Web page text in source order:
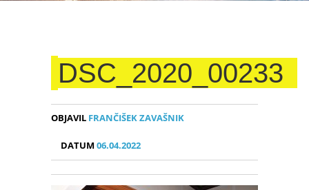
DSC_2020_00233
OBJAVIL FRANČIŠEK ZAVAŠNIK
DATUM06.04.2022